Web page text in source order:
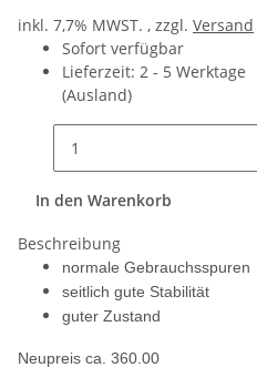
inkl. 7,7% MWST. , zzgl. Versand
Sofort verfügbar
Lieferzeit: 2 - 5 Werktage
(Ausland)
In den Warenkorb
Beschreibung
normale Gebrauchsspuren
seitlich gute Stabilität
guter Zustand
Neupreis ca. 360.00